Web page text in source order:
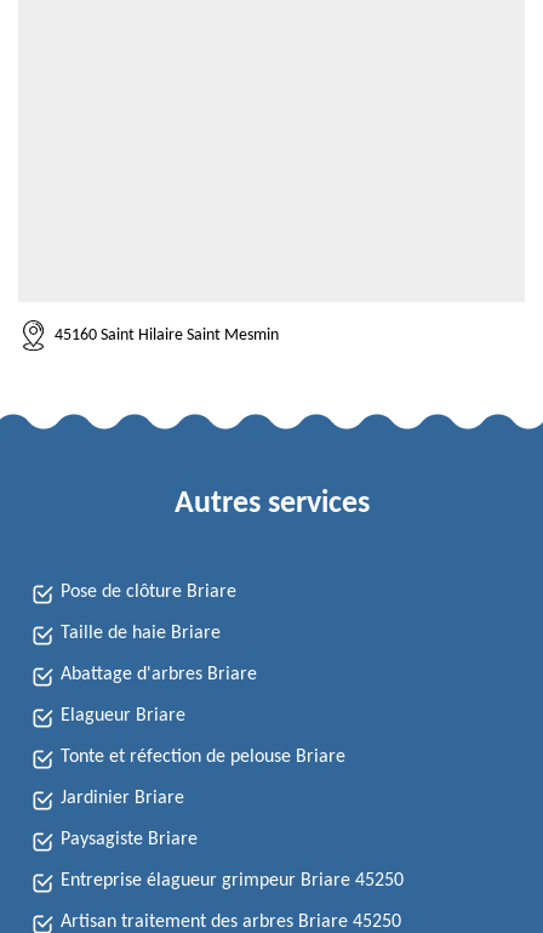
45160 Saint Hilaire Saint Mesmin
Autres services
Pose de clôture Briare
Taille de haie Briare
Abattage d'arbres Briare
Elagueur Briare
Tonte et réfection de pelouse Briare
Jardinier Briare
Paysagiste Briare
Entreprise élagueur grimpeur Briare 45250
Artisan traitement des arbres Briare 45250